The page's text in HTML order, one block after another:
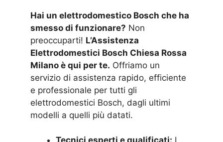
Hai un elettrodomestico Bosch che ha
smesso di funzionare? Non
preoccuparti! L’Assistenza
Elettrodomestici Bosch Chiesa Rossa
Milano è qui per te. Offriamo un
servizio di assistenza rapido, efficiente
e professionale per tutti gli
elettrodomestici Bosch, dagli ultimi
modelli a quelli più datati.